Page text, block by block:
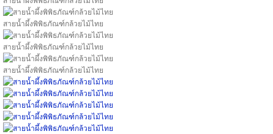
สายน้ำผึ้งพิพิธภัณฑ์กล้วยไม้ไทย
สายน้ำผึ้งพิพิธภัณฑ์กล้วยไม้ไทย
สายน้ำผึ้งพิพิธภัณฑ์กล้วยไม้ไทย